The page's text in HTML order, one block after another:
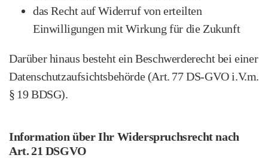
das Recht auf Widerruf von erteilten
Einwilligungen mit Wirkung für die Zukunft
Darüber hinaus besteht ein Beschwerde­recht bei einer
Datenschutz­aufsichtsbehörde (Art. 77 DS-GVO i.V.m.
§ 19 BDSG).
Information über Ihr Widerspruchsrecht nach
Art. 21 DSGVO